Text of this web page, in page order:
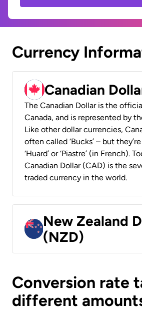
Currency
Canadian
The Canadian Dollar is the
Canada, and is represented by
Like other dollar currencies,
often called ‘Bucks’ – but
‘Huard’ or ‘Piastre’ (in French).
Canadian Dollar (CAD) is the
traded currency in the world.
New Zealand
(NZD)
Conversion rate
different